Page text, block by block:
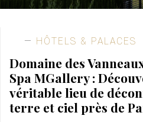
HÔTELS & PALACES
Domaine des
Spa MGallery :
véritable lieu de
terre et ciel près de